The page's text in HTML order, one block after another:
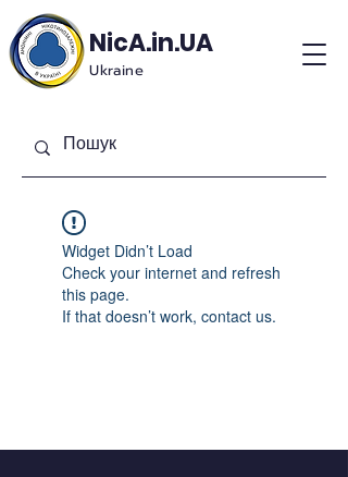
NicA.in.UA
Ukraine
Widget Didn’t Load
Check your internet and refresh
this page.
If that doesn’t work, contact us.